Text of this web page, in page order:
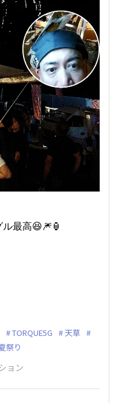
最高😆🎆🏮
TORQUE5G
天草
祭り
ョン